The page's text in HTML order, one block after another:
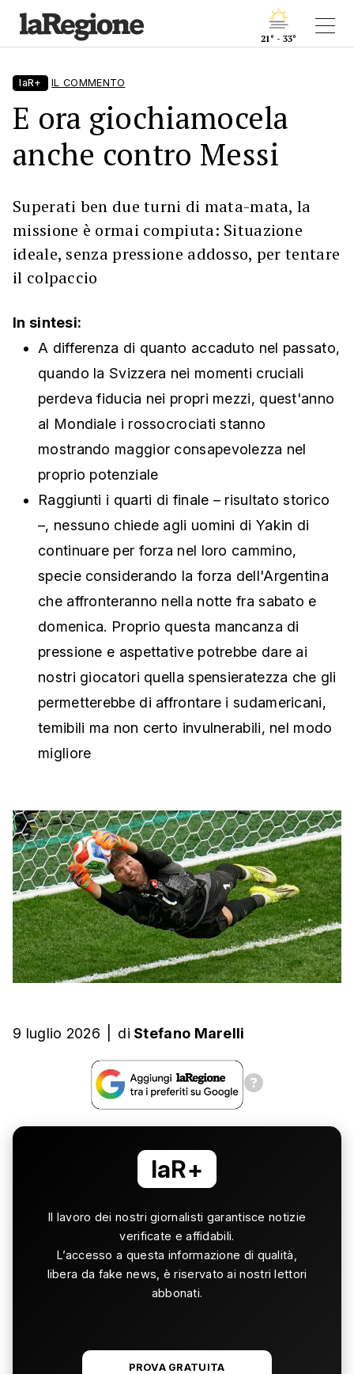
21° - 33°
laR+ IL COMMENTO
E ora giochiamocela
anche contro Messi
Superati ben due turni di mata-mata, la
missione è ormai compiuta: Situazione
ideale, senza pressione addosso, per tentare
il colpaccio
In sintesi:
A differenza di quanto accaduto nel passato,
quando la Svizzera nei momenti cruciali
perdeva fiducia nei propri mezzi, quest'anno
al Mondiale i rossocrociati stanno
mostrando maggior consapevolezza nel
proprio potenziale
Raggiunti i quarti di finale – risultato storico
–, nessuno chiede agli uomini di Yakin di
continuare per forza nel loro cammino,
specie considerando la forza dell'Argentina
che affronteranno nella notte fra sabato e
domenica. Proprio questa mancanza di
pressione e aspettative potrebbe dare ai
nostri giocatori quella spensieratezza che gli
permetterebbe di affrontare i sudamericani,
temibili ma non certo invulnerabili, nel modo
migliore
9 luglio 2026 di Stefano Marelli
laR+
Il lavoro dei nostri giornalisti garantisce notizie
verificate e affidabili.
L’accesso a questa informazione di qualità,
libera da fake news, è riservato ai nostri lettori
abbonati.
PROVA GRATUITA